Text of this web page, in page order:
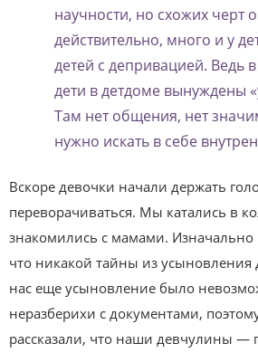
научности, но схожих черт
действительно, много и у
детей с депривацией. Ведь
дети в детдоме вынуждены
Там нет общения, нет
нужно искать в себе
Вскоре девочки начали держать
переворачиваться. Мы катались в
знакомились с мамами.
что никакой тайны из усыновления
нас еще усыновление было
неразберихи с документами,
рассказали, что наши девчулины —